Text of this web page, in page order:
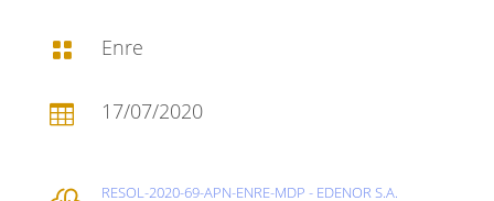
 Enre
 17/07/2020
RESOL-2020-69-APN-ENRE-MDP - EDENOR S.A.